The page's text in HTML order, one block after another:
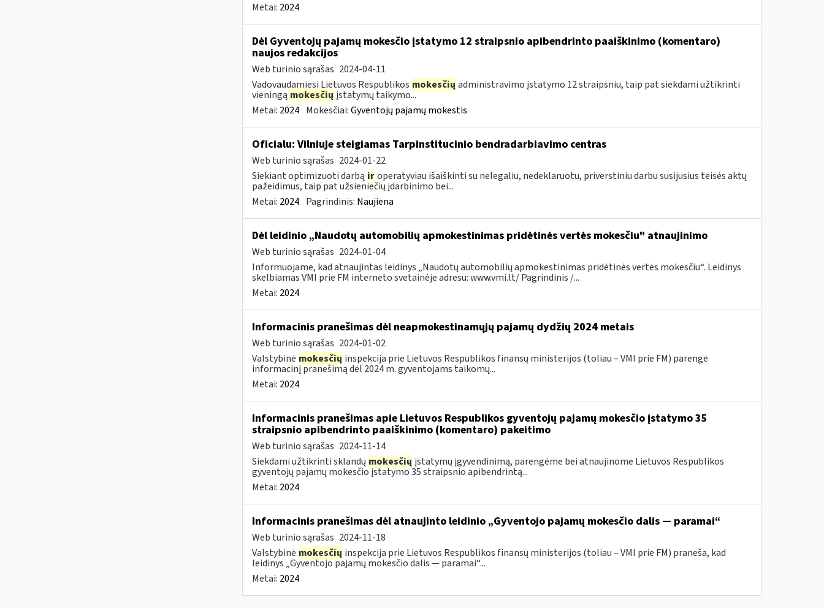
Metai: 2024
Dėl Gyventojų pajamų mokesčio įstatymo 12 straipsnio apibendrinto paaiškinimo (komentaro)
naujos redakcijos
Web turinio sąrašas 2024-04-11
Vadovaudamiesi Lietuvos Respublikos mokesčių administravimo įstatymo 12 straipsniu, taip pat siekdami užtikrinti
vieningą mokesčių įstatymų taikymo...
Metai: 2024 Mokesčiai:Gyventojų pajamų mokestis
Oficialu: Vilniuje steigiamas Tarpinstitucinio bendradarbiavimo centras
Web turinio sąrašas 2024-01-22
Siekiant optimizuoti darbą ir operatyviau išaiškinti su nelegaliu, nedeklaruotu, priverstiniu darbu susijusius teisės aktų
pažeidimus, taip pat užsieniečių įdarbinimo bei...
Metai: 2024 Pagrindinis: Naujiena
Dėl leidinio „Naudotų automobilių apmokestinimas pridėtinės vertės mokesčiu" atnaujinimo
Web turinio sąrašas 2024-01-04
Informuojame, kad atnaujintas leidinys „Naudotų automobilių apmokestinimas pridėtinės vertės mokesčiu“. Leidinys
skelbiamas VMI prie FM interneto svetainėje adresu: www.vmi.lt/ Pagrindinis /...
Metai: 2024
Informacinis pranešimas dėl neapmokestinamųjų pajamų dydžių 2024 metais
Web turinio sąrašas 2024-01-02
Valstybinė mokesčių inspekcija prie Lietuvos Respublikos finansų ministerijos (toliau – VMI prie FM) parengė
informacinį pranešimą dėl 2024 m. gyventojams taikomų...
Metai: 2024
Informacinis pranešimas apie Lietuvos Respublikos gyventojų pajamų mokesčio įstatymo 35
straipsnio apibendrinto paaiškinimo (komentaro) pakeitimo
Web turinio sąrašas 2024-11-14
Siekdami užtikrinti sklandų mokesčių įstatymų įgyvendinimą, parengėme bei atnaujinome Lietuvos Respublikos
gyventojų pajamų mokesčio įstatymo 35 straipsnio apibendrintą...
Metai: 2024
Informacinis pranešimas dėl atnaujinto leidinio „Gyventojo pajamų mokesčio dalis — paramai“
Web turinio sąrašas 2024-11-18
Valstybinė mokesčių inspekcija prie Lietuvos Respublikos finansų ministerijos (toliau – VMI prie FM) praneša, kad
leidinys „Gyventojo pajamų mokesčio dalis — paramai“...
Metai: 2024